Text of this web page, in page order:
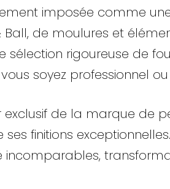
imposée comme
de moulures et
rigoureuse de
soyez professionnel
de la marque de
finitions